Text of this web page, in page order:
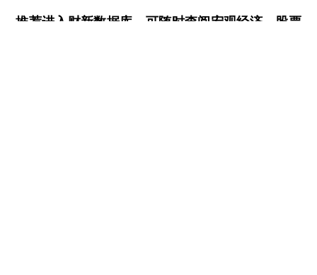
推荐进入 财新数据库 ，可随时查阅宏观经济、股票